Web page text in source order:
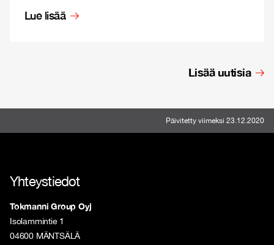
Lue lisää
Lisää uutisia
Päivitetty viimeksi 23.12.2020
Yhteystiedot
Tokmanni Group Oyj
Isolammintie 1
04600 MÄNTSÄLÄ